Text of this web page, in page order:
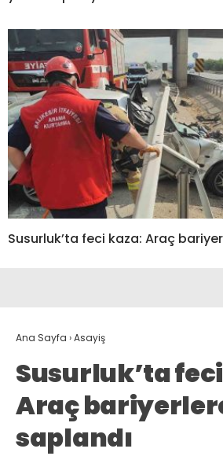
Susurluk’ta feci kaza: Araç
Ana Sayfa ›Asayiş
Susurluk’ta
Araç
saplandı